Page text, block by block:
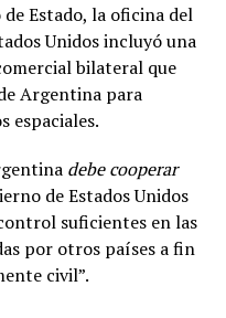
Estado, la oficina del
Unidos incluyó una
bilateral que
Argentina para
espaciales.
debe cooperar
de Estados Unidos
suficientes en las
por otros países a fin
civil”.